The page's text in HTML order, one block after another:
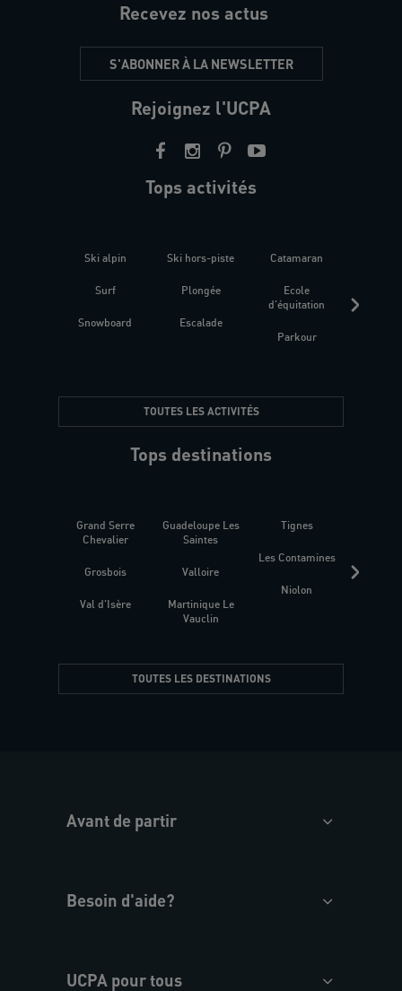
Recevez nos actus
S'ABONNER À LA NEWSLETTER
Rejoignez l'UCPA
Tops activités
Ski alpin
Surf
Snowboard
Ski hors-piste
Plongée
Escalade
Catamaran
Ecole
d'équitation
Parkour
TOUTES LES ACTIVITÉS
Tops destinations
Grand Serre
Chevalier
Grosbois
Val d'Isère
Guadeloupe Les
Saintes
Valloire
Martinique Le
Vauclin
Tignes
Les Contamines
Niolon
TOUTES LES DESTINATIONS
Avant de partir
Besoin d'aide?
UCPA pour tous